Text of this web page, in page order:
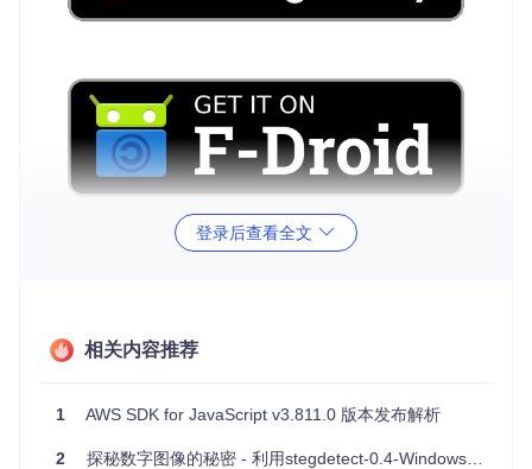
了功耗。这一技术细节确保了即使长时间开启常亮显示，也无
应用场景广泛
登录后查看全文
相关内容推荐
1 AWS SDK for JavaScript v3.811.0 版本发布解析
2 探秘数字图像的秘密 - 利用stegdetect-0.4-Windows发现隐藏的信息